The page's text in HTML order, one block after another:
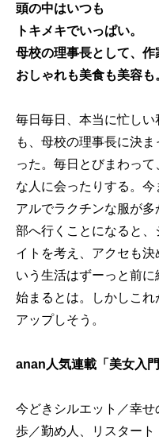
頭の中はいつも
トキメキでいっぱい。
母校の理事長として、作
おしゃれも美食も美容も
毎日毎日、本当に忙し
も、母校の理事長に決
った。毎日とびまわっ
な人に会ったりする。
アルでラクチンな服が
部へ行くことになると
イトを考え、アクセも
いう生活はずーっと前
始まるとは。しかしこ
アップしそう。
anan人気連載「美女入
今どきシルエット／幸
歩／勤め人、リスター